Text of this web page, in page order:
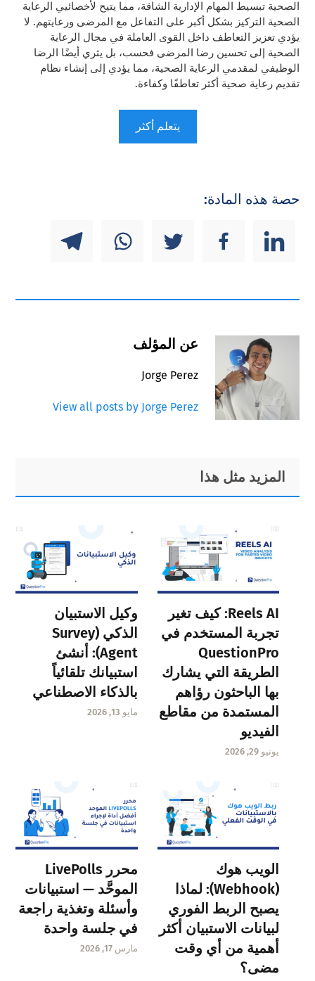
الصحية تبسيط المهام الإدارية الشاقة، مما يتيح لأخصائيي الرعاية
الصحية التركيز بشكل أكبر على التفاعل مع المرضى ورعايتهم. لا
يؤدي تعزيز التعاطف داخل القوى العاملة في مجال الرعاية
الصحية إلى تحسين رضا المرضى فحسب، بل يثري أيضًا الرضا
الوظيفي لمقدمي الرعاية الصحية، مما يؤدي إلى إنشاء نظام
تقديم رعاية صحية أكثر تعاطفًا وكفاءة.
يتعلم أكثر
حصة هذه المادة:
عن المؤلف
Jorge Perez
View all posts by Jorge Perez
Primary
Sidebar
Footer
المزيد مثل هذا
Reels AI: كيف تغير
تجربة المستخدم في
QuestionPro
الطريقة التي يشارك
بها الباحثون رؤاهم
المستمدة من مقاطع
الفيديو
يونيو 29, 2026
وكيل الاستبيان
الذكي (Survey
Agent): أنشئ
استبيانك تلقائياً
بالذكاء الاصطناعي
مايو 13, 2026
الويب هوك
(Webhook): لماذا
يصبح الربط الفوري
لبيانات الاستبيان أكثر
أهمية من أي وقت
مضى؟
محرر LivePolls
الموحَّد — استبيانات
وأسئلة وتغذية راجعة
في جلسة واحدة
مارس 17, 2026